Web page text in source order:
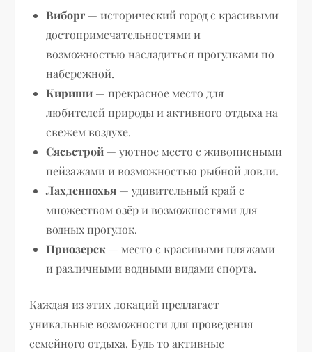
Виборг — исторический город с красивыми
достопримечательностями и
возможностью насладиться прогулками по
набережной.
Кириши — прекрасное место для
любителей природы и активного отдыха на
свежем воздухе.
Сясьстрой — уютное место с живописными
пейзажами и возможностью рыбной ловли.
Лахденпохья — удивительный край с
множеством озёр и возможностями для
водных прогулок.
Приозерск — место с красивыми пляжами
и различными водными видами спорта.
Каждая из этих локаций предлагает
уникальные возможности для проведения
семейного отдыха. Будь то активные